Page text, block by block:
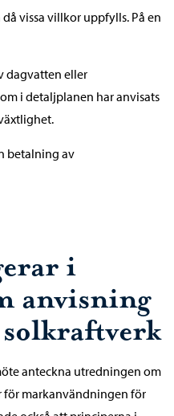
vissa villkor uppfylls. På en
dagvatten eller
i detaljplanen har anvisats
betalning av
i
anvisning
anteckna utredningen om
för markanvändningen för